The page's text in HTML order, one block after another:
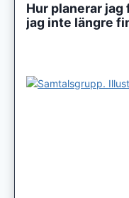
Hur planerar
jag inte längre